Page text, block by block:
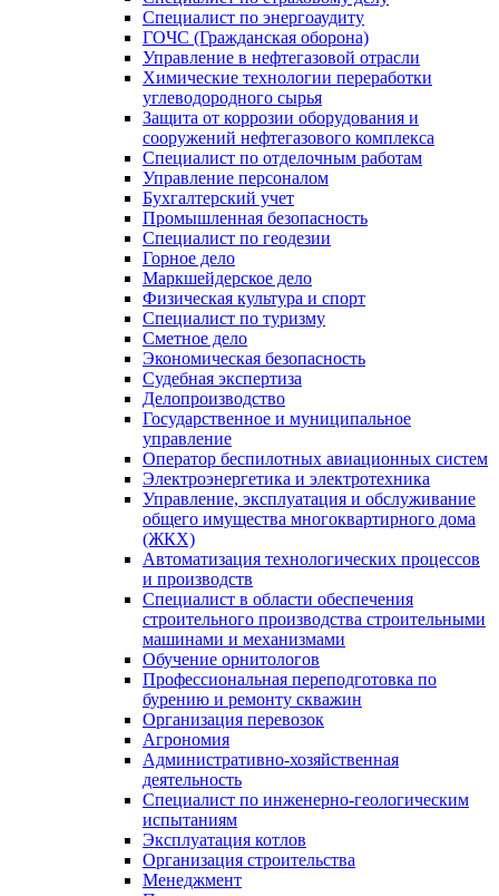
Специалист по энергоаудиту
ГОЧС (Гражданская оборона)
Управление в нефтегазовой отрасли
Химические технологии переработки
углеводородного сырья
Защита от коррозии оборудования и
сооружений нефтегазового комплекса
Специалист по отделочным работам
Управление персоналом
Бухгалтерский учет
Промышленная безопасность
Специалист по геодезии
Горное дело
Маркшейдерское дело
Физическая культура и спорт
Специалист по туризму
Сметное дело
Экономическая безопасность
Судебная экспертиза
Делопроизводство
Государственное и муниципальное
управление
Оператор беспилотных авиационных систем
Электроэнергетика и электротехника
Управление, эксплуатация и обслуживание
общего имущества многоквартирного дома
(ЖКХ)
Автоматизация технологических процессов
и производств
Специалист в области обеспечения
строительного производства строительными
машинами и механизмами
Обучение орнитологов
Профессиональная переподготовка по
бурению и ремонту скважин
Организация перевозок
Агрономия
Административно-хозяйственная
деятельность
Специалист по инженерно-геологическим
испытаниям
Эксплуатация котлов
Организация строительства
Менеджмент